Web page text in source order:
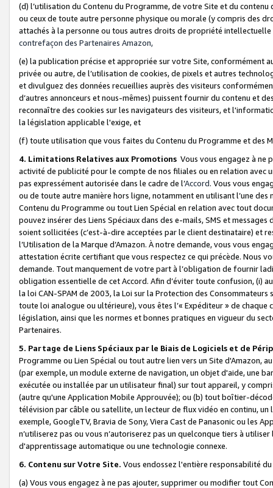
(d) l’utilisation du Contenu du Programme, de votre Site et du
ou ceux de toute autre personne physique ou morale (y compris des
attachés à la personne ou tous autres droits de propriété
contrefaçon des Partenaires Amazon,
(e) la publication précise et appropriée sur votre Site, conformément
privée ou autre, de l’utilisation de cookies, de pixels et autres
et divulguez des données recueillies auprès des visiteurs
d’autres annonceurs et nous-mêmes) puissent fournir du contenu et
reconnaître des cookies sur les navigateurs des visiteurs, et
la législation applicable l'exige, et
(f) toute utilisation que vous faites du Contenu du Programme et des
4. Limitations Relatives aux Promotions Vous vous engagez à ne
activité de publicité pour le compte de nos filiales ou en relation avec
pas expressément autorisée dans le cadre de l’Accord. Vous vous
ou de toute autre manière hors ligne, notamment en utilisant l’une
Contenu du Programme ou tout Lien Spécial en relation avec tout
pouvez insérer des Liens Spéciaux dans des e-mails, SMS et
soient sollicitées (c’est-à-dire acceptées par le client destinataire) et
l’Utilisation de la Marque d’Amazon. À notre demande, vous vous
attestation écrite certifiant que vous respectez ce qui précède. Nous
demande. Tout manquement de votre part à l’obligation de fournir
obligation essentielle de cet Accord. Afin d’éviter toute confusion, (i)
la loi CAN-SPAM de 2003, la Loi sur la Protection des
toute loi analogue ou ultérieure), vous êtes l’« Expéditeur » de
législation, ainsi que les normes et bonnes pratiques en vigueur du
Partenaires.
5. Partage de Liens Spéciaux par le Biais de Logiciels et de
Programme ou Lien Spécial ou tout autre lien vers un Site d'Amazon,
(par exemple, un module externe de navigation, un objet d'aide, une
exécutée ou installée par un utilisateur final) sur tout appareil, y
(autre qu'une Application Mobile Approuvée); ou (b) tout boîtier-
télévision par câble ou satellite, un lecteur de flux vidéo en continu,
exemple, GoogleTV, Bravia de Sony, Viera Cast de Panasonic ou les
n’utiliserez pas ou vous n’autoriserez pas un quelconque tiers à
d'apprentissage automatique ou une technologie connexe.
6. Contenu sur Votre Site. Vous endossez l'entière responsabilité
(a) Vous vous engagez à ne pas ajouter, supprimer ou modifier tout